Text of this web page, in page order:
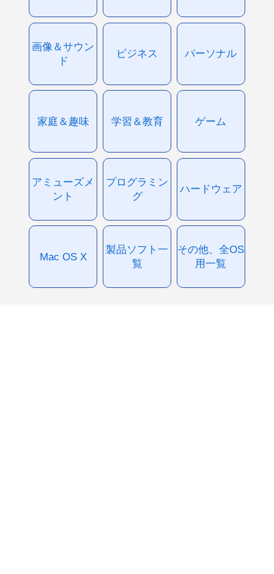
画像＆サウン
ド
ビジネス パーソナル
家庭＆趣味 学習＆教育 ゲーム
アミューズメ
ント
プログラミン
グ
ハードウェア
Mac OS X
製品ソフト一
覧
その他、全OS
用一覧